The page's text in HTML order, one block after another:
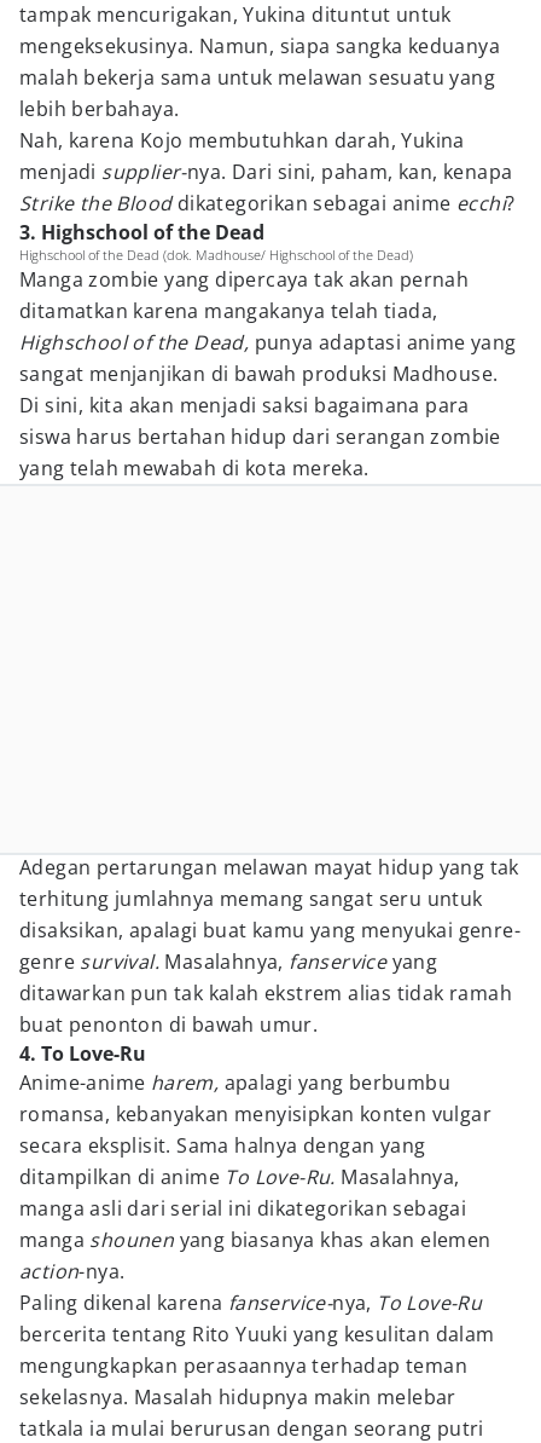
tampak mencurigakan, Yukina dituntut untuk
mengeksekusinya. Namun, siapa sangka keduanya
malah bekerja sama untuk melawan sesuatu yang
lebih berbahaya.
Nah, karena Kojo membutuhkan darah, Yukina
menjadi supplier-nya. Dari sini, paham, kan, kenapa
Strike the Blooddikategorikan sebagai anime ecchi?
3. Highschool of the Dead
Highschool of the Dead (dok. Madhouse/ Highschool of the Dead)
Manga zombie yang dipercaya tak akan pernah
ditamatkan karena mangakanya telah tiada,
Highschool of the Dead, punya adaptasi anime yang
sangat menjanjikan di bawah produksi Madhouse.
Di sini, kita akan menjadi saksi bagaimana para
siswa harus bertahan hidup dari serangan zombie
yang telah mewabah di kota mereka.
Adegan pertarungan melawan mayat hidup yang tak
terhitung jumlahnya memang sangat seru untuk
disaksikan, apalagi buat kamu yang menyukai genre-
genre survival. Masalahnya, fanserviceyang
ditawarkan pun tak kalah ekstrem alias tidak ramah
buat penonton di bawah umur.
4. To Love-Ru
Anime-anime harem, apalagi yang berbumbu
romansa, kebanyakan menyisipkan konten vulgar
secara eksplisit. Sama halnya dengan yang
ditampilkan di anime To Love-Ru. Masalahnya,
manga asli dari serial ini dikategorikan sebagai
manga shounen yang biasanya khas akan elemen
action-nya.
Paling dikenal karena fanservice-nya, To Love-Ru
bercerita tentang Rito Yuuki yang kesulitan dalam
mengungkapkan perasaannya terhadap teman
sekelasnya. Masalah hidupnya makin melebar
tatkala ia mulai berurusan dengan seorang putri